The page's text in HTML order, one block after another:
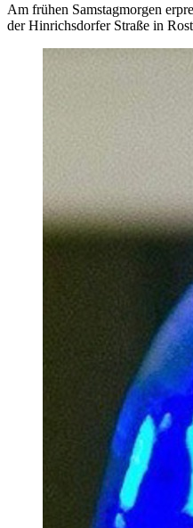
Am frühen Samstagmorgen
der Hinrichsdorfer Straße in